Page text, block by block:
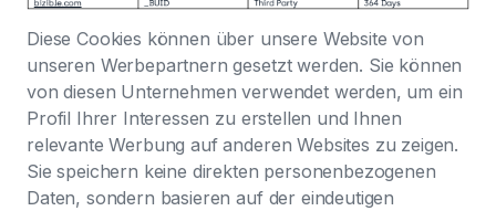
Diese Cookies können über unsere Website von
unseren Werbepartnern gesetzt werden. Sie können
von diesen Unternehmen verwendet werden, um ein
Profil Ihrer Interessen zu erstellen und Ihnen
relevante Werbung auf anderen Websites zu zeigen.
Sie speichern keine direkten personenbezogenen
Daten, sondern basieren auf der eindeutigen